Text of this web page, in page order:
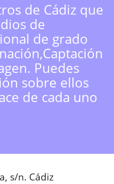
de Cádiz que
de
de grado
Puedes
sobre ellos
de cada uno
s/n. Cádiz